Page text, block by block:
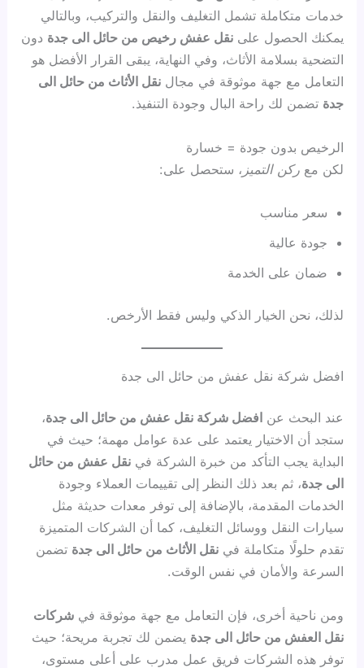
خدمات متكاملة تشمل التغليف والنقل والتركيب، وبالتالي
يمكنك الحصول علىنقل عفش رخيص من حائل الى جدة دون
التضحية بسلامة الأثاث، وفي النهاية، يبقى القرار الأفضل هو
التعامل مع جهة موثوقة في مجالنقل الأثاث من حائل الى
جدة تضمن لك راحة البال وجودة التنفيذ.
الرخيص بدون جودة = خسارة
لكن معركن التميز ، ستحصل على:
سعر مناسب
جودة عالية
ضمان على الخدمة
لذلك، نحن الخيار الذكي وليس فقط الأرخص.
افضل شركة نقل عفش من حائل الى جدة
عند البحث عن افضل شركة نقل عفش من حائل الى جدة،
ستجد أن الاختيار يعتمد على عدة عوامل مهمة؛ حيث في
البداية يجب التأكد من خبرة الشركة فينقل عفش من حائل
الى جدة، ثم بعد ذلك النظر إلى تقييمات العملاء وجودة
الخدمات المقدمة، بالإضافة إلى توفر معدات حديثة مثل
سيارات النقل ووسائل التغليف، كما أن الشركات المتميزة
تقدم حلولًا متكاملة فينقل الأثاث من حائل الى جدة تضمن
السرعة والأمان في نفس الوقت.
ومن ناحية أخرى، فإن التعامل مع جهة موثوقة فيشركات
نقل العفش من حائل الى جدة يضمن لك تجربة مريحة؛ حيث
توفر هذه الشركات فريق عمل مدرب على أعلى مستوى،